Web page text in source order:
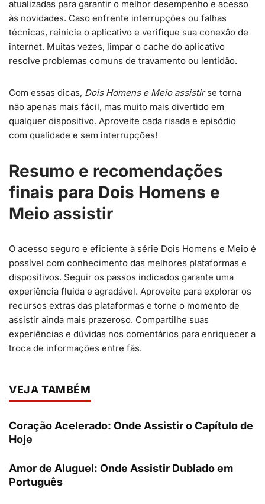
atualizadas para garantir o melhor desempenho e acesso
às novidades. Caso enfrente interrupções ou falhas
técnicas, reinicie o aplicativo e verifique sua conexão de
internet. Muitas vezes, limpar o cache do aplicativo
resolve problemas comuns de travamento ou lentidão.
Com essas dicas, Dois Homens e Meio assistirse torna
não apenas mais fácil, mas muito mais divertido em
qualquer dispositivo. Aproveite cada risada e episódio
com qualidade e sem interrupções!
Resumo e recomendações
finais para Dois Homens e
Meio assistir
O acesso seguro e eficiente à série Dois Homens e Meio é
possível com conhecimento das melhores plataformas e
dispositivos. Seguir os passos indicados garante uma
experiência fluida e agradável. Aproveite para explorar os
recursos extras das plataformas e torne o momento de
assistir ainda mais prazeroso. Compartilhe suas
experiências e dúvidas nos comentários para enriquecer a
troca de informações entre fãs.
VEJA TAMBÉM
Coração Acelerado: Onde Assistir o Capítulo de
Hoje
Amor de Aluguel: Onde Assistir Dublado em
Português